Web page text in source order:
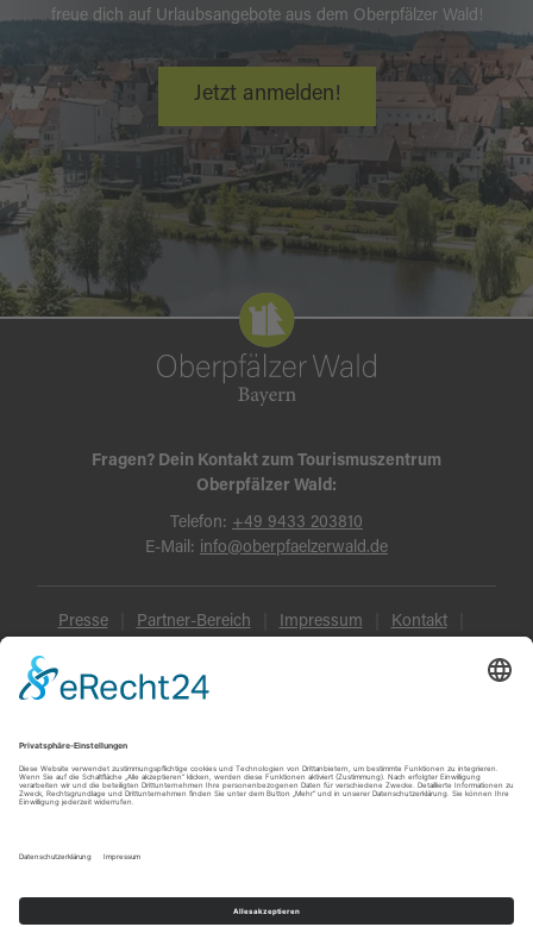
freue dich auf Urlaubsangebote aus dem Oberpfälzer Wald!
Jetzt anmelden!
Fragen? Dein Kontakt zum Tourismuszentrum
Oberpfälzer Wald:
Telefon: +49 9433 203810
E-Mail: info@oberpfaelzerwald.de
Presse Partner-Bereich Impressum Kontakt
Datenschutz